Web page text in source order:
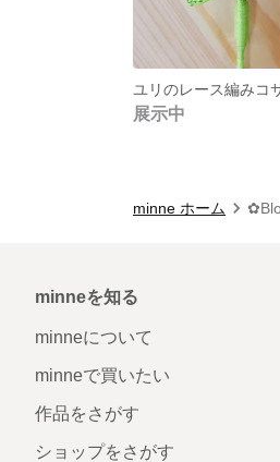
ユリのレース編みコ
展示中
minne ホーム
minneを知る
minneについて
minneで買いたい
作品をさがす
ショップをさがす